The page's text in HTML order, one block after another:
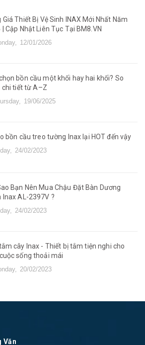
Giá Thiết Bị Vệ Sinh INAX Mới Nhất Năm
| Cập Nhật Liên Tục Tại BM8.VN
12/01/2026
bồn cầu một khối hay hai khối? So
chi tiết từ A–Z
19/06/2025
bồn cầu treo tường Inax lại HOT đến vậy
24/02/2023
Bạn Nên Mua Chậu Đặt Bàn Dương
Inax AL-2397V ?
24/02/2023
cây Inax - Thiết bị tắm tiện nghi cho
sống thoải mái
20/02/2023
Văn